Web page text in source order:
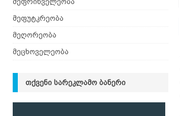
მეფუტკრეობა
მეღორეობა
მეცხოველეობა
ᲗᲥᲕᲔᲜᲘ ᲡᲐᲠᲔᲙᲚᲐᲛᲝ ᲑᲐᲜᲔᲠᲘ